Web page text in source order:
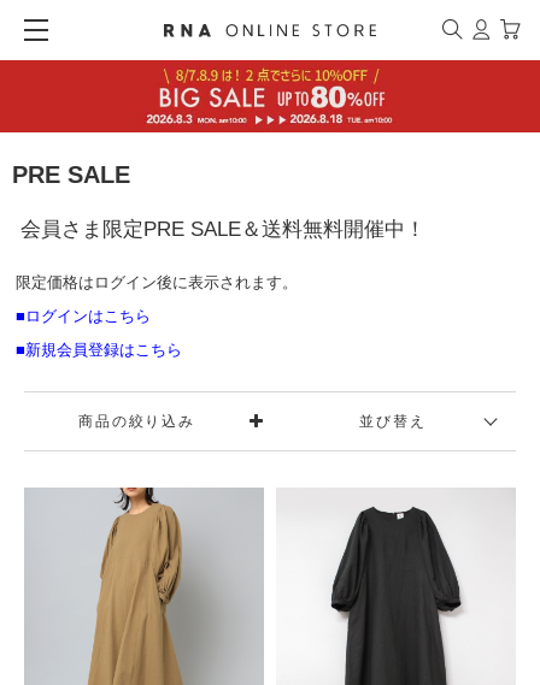
PRE SALE
会員さま限定PRE SALE＆送料無料開催中！
限定価格はログイン後に表示されます。
■ログインはこちら
■新規会員登録はこちら
商品の絞り込み 並び替え